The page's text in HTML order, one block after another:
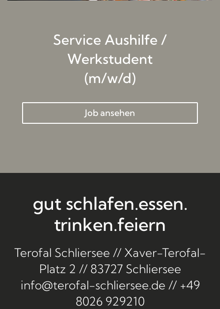
Service Aushilfe /
Werkstudent
(m/w/d)
Job ansehen
gut schlafen.essen.
trinken.feiern
Terofal Schliersee // Xaver-Terofal-
Platz 2 // 83727 Schliersee
info@terofal-schliersee.de // +49
8026 929210